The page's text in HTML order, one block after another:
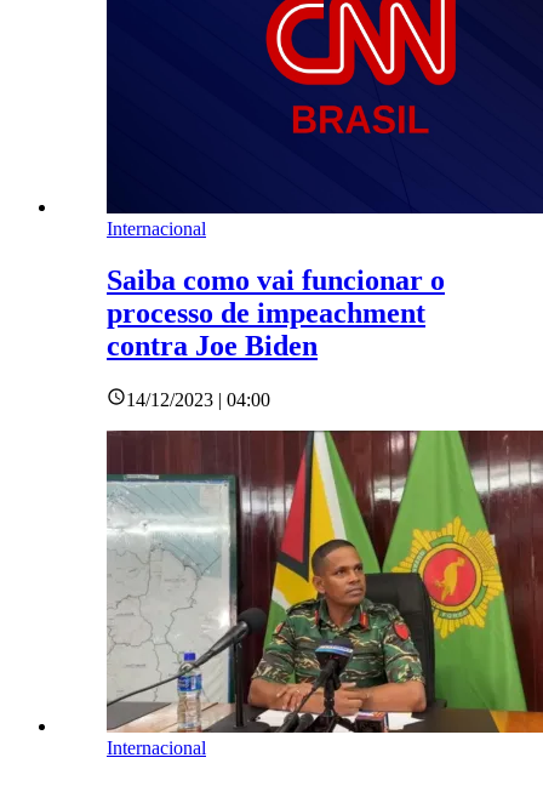
Internacional
Saiba como vai funcionar o
processo de impeachment
contra Joe Biden
14/12/2023 | 04:00
Internacional